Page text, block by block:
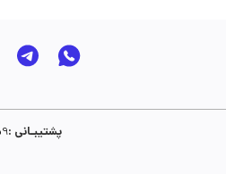
پشتیبـانی :